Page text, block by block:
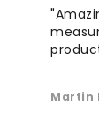
Martin